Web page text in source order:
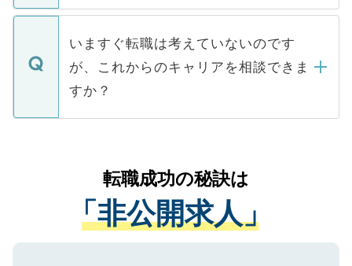
関を公にしてしまうと、応募が殺到する場
に、医療機関が求める条件に合った人材の
みを人材紹介会社に依頼するケースが増え
ています。
定を承諾する必要はありません。内定先へ
の辞退の連絡はキャリアパートナーが行い
ますので、ご安心ください。
個人情報が漏えいすることはありませんの
で、ご安心ください。当サイトからの登録
などで収集したご登録者様の個人情報は、
ご本人のキャリアアップおよび転職活動の
支援を目的に使用いたします。お預かりし
ているすべての個人データはご本人の許可
は、個人情報の取り扱いについての厳密な
管理基準を満たした事業者のみに付与され
る、プライバシーマークを取得済みです。
ご登録いただいた個人情報は、SSL（デー
いますぐ転職は考えていないのです
が、これからのキャリアを相談できま
すか？
かがいして、現在の医療機関の状況や紹介
経験をまじえながら、適切なアドバイスを
させていただきます。すぐにご転職をされ
ない方には、長期的なサポートが可能です
ので、まずはご登録ください。
転職成功の秘訣は
「非公開求人」